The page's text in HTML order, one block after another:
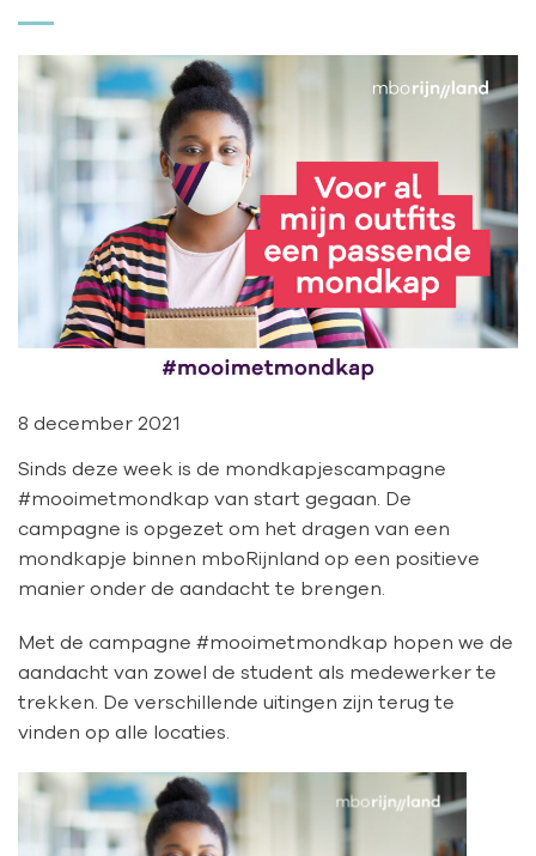
8 december 2021
Sinds deze week is de mondkapjescampagne
#mooimetmondkap van start gegaan. De
campagne is opgezet om het dragen van een
mondkapje binnen mboRijnland op een positieve
manier onder de aandacht te brengen.
Met de campagne #mooimetmondkap hopen we de
aandacht van zowel de student als medewerker te
trekken. De verschillende uitingen zijn terug te
vinden op alle locaties.